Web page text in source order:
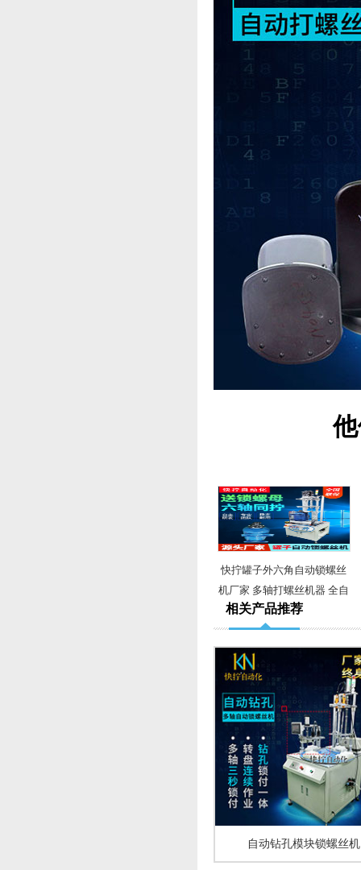
快拧罐子外六角自动锁螺丝
机厂家 多轴打螺丝机器 全自
动锁螺丝机设备
相关产品推荐
自动钻孔模块锁螺丝机